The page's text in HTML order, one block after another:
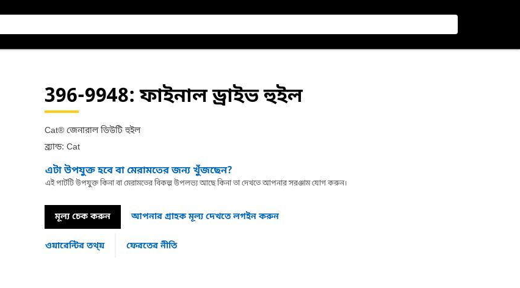
396-9948: ফাইনাল ড্রাইভ হুইল
Cat® জেনারাল ডিউটি হুইল
ব্র্যান্ড: Cat
এটা উপযুক্ত হবে বা মেরামতের জন্য খুঁজছেন?
এই পার্টটি উপযুক্ত কিনা বা মেরামতের বিকল্প উপলভ্য আছে কিনা তা দেখতে আপনার সরঞ্জাম যোগ করুন।
মূল্য চেক করুন আপনার গ্রাহক মূল্য দেখতে লগইন করুন
ওয়ারেন্টির তথ্য় ফেরতের নীতি